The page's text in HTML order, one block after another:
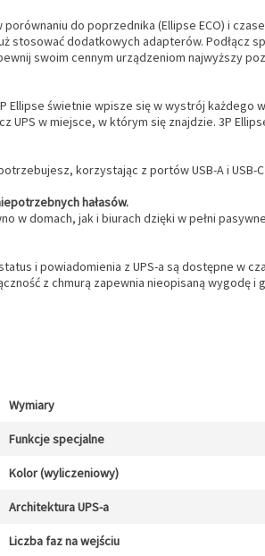
porównaniu do poprzednika (Ellipse ECO) i
stosować dodatkowych adapterów. Podłącz
swoim cennym urządzeniom najwyższy
Ellipse świetnie wpisze się w wystrój
UPS w miejsce, w którym się znajdzie. 3P
korzystając z portów USB-A i USB-C
hałasów.
w domach, jak i biurach dzięki w pełni
status i powiadomienia z UPS-a są dostępne
z chmurą zapewnia nieopisaną wygodę
Wymiary
Funkcje specjalne
Kolor (wyliczeniowy)
Architektura UPS-a
Liczba faz na wejściu